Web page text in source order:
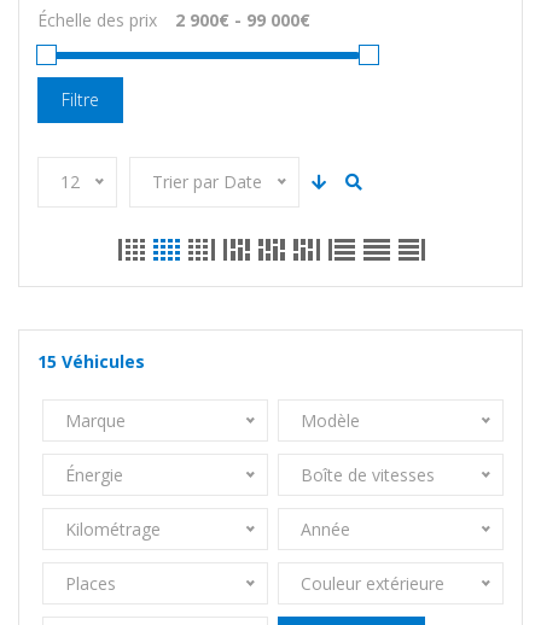
Échelle des prix
Filtre
12 Trier par Date
15 Véhicules
Marque Modèle
Énergie Boîte de vitesses
Kilométrage Année
Places Couleur extérieure